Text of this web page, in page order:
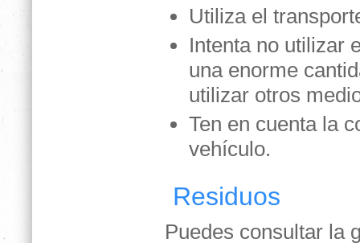
Utiliza el
Intenta no utilizar
una enorme
utilizar otros
Ten en cuenta la
vehículo.
Residuos
Puedes consultar la